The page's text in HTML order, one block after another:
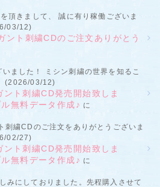
頂きまして、 誠に有り稼働ございま
03/12)
ト刺繍CDのご注文ありがとう
ました！ ミシン刺繍の世界を知るこ
(2026/03/12)
ト刺繍CD発売開始致しま
無料データ作成♪ に
刺繍CDのご注文をありがとうございま
02/27)
ト刺繍CD発売開始致しま
無料データ作成♪ に
みにしておりました。先程購入させて